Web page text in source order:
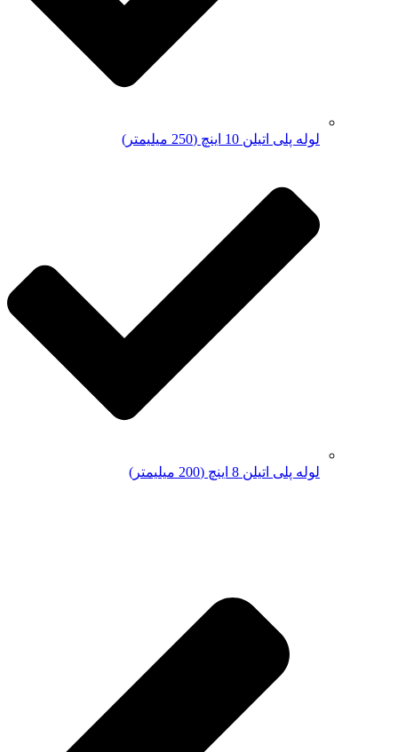
لوله پلی اتیلن 10 اینچ (250 میلیمتر)
لوله پلی اتیلن 8 اینچ (200 میلیمتر)